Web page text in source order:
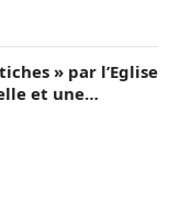
» par l’Eglise
et une